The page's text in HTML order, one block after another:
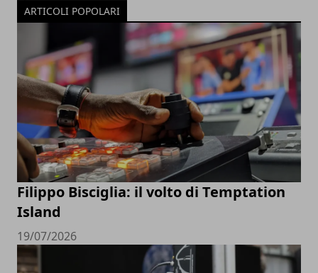
ARTICOLI POPOLARI
Filippo Bisciglia: il volto di Temptation
Island
19/07/2026